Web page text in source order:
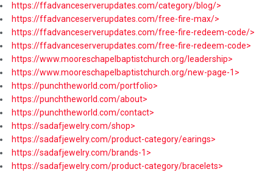
https://ffadvanceserverupdates.com/category/blog/>
https://ffadvanceserverupdates.com/free-fire-max/>
https://ffadvanceserverupdates.com/free-fire-redeem-code/>
https://ffadvanceserverupdates.com/free-fire-redeem-code>
https://www.mooreschapelbaptistchurch.org/leadership>
https://www.mooreschapelbaptistchurch.org/new-page-1>
https://punchtheworld.com/portfolio>
https://punchtheworld.com/about>
https://punchtheworld.com/contact>
https://sadafjewelry.com/shop>
https://sadafjewelry.com/product-category/earings>
https://sadafjewelry.com/brands-1>
https://sadafjewelry.com/product-category/bracelets>